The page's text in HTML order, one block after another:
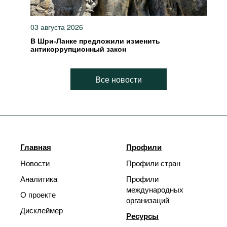
03 августа 2026
В Шри-Ланке предложили изменить
антикоррупционный закон
Все новости
Главная
Новости
Аналитика
О проекте
Дисклеймер
Профили
Профили стран
Профили
международных
организаций
Ресурсы